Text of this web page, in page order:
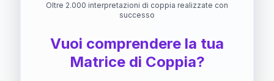
Oltre 2.000 interpretazioni di coppia realizzate con
successo
Vuoi comprendere la tua
Matrice di Coppia?